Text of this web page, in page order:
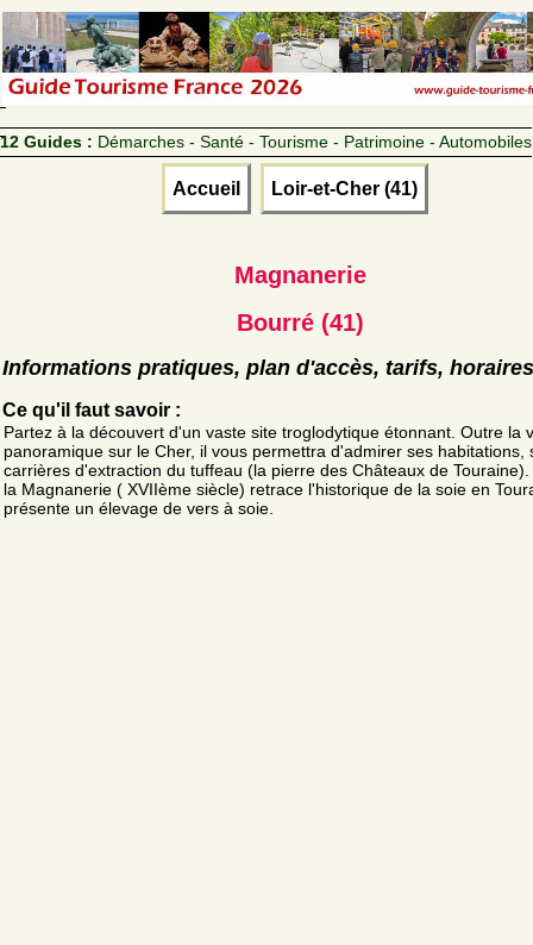
12 Guides : Démarches - Santé - Tourisme - Patrimoine - Automobiles
Accueil Loir-et-Cher (41)
Magnanerie
Bourré (41)
Informations pratiques, plan d'accès, tarifs, horaires
Ce qu'il faut savoir :
Partez à la découvert d'un vaste site troglodytique étonnant. Outre la
panoramique sur le Cher, il vous permettra d'admirer ses habitations,
carrières d'extraction du tuffeau (la pierre des Châteaux de Touraine).
la Magnanerie ( XVIIème siècle) retrace l'historique de la soie en
présente un élevage de vers à soie.